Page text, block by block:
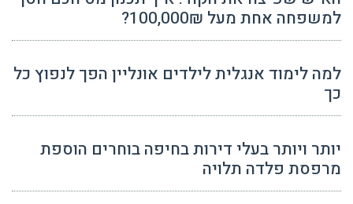
למשפחה אחת מעל 100,000₪?
למה לימוד אנגלית לילדים אונליין הפך לנפוץ כל
כך
יותר ויותר בעלי דירות בחיפה בוחרים הוספת
מרפסת פלדה תלויה